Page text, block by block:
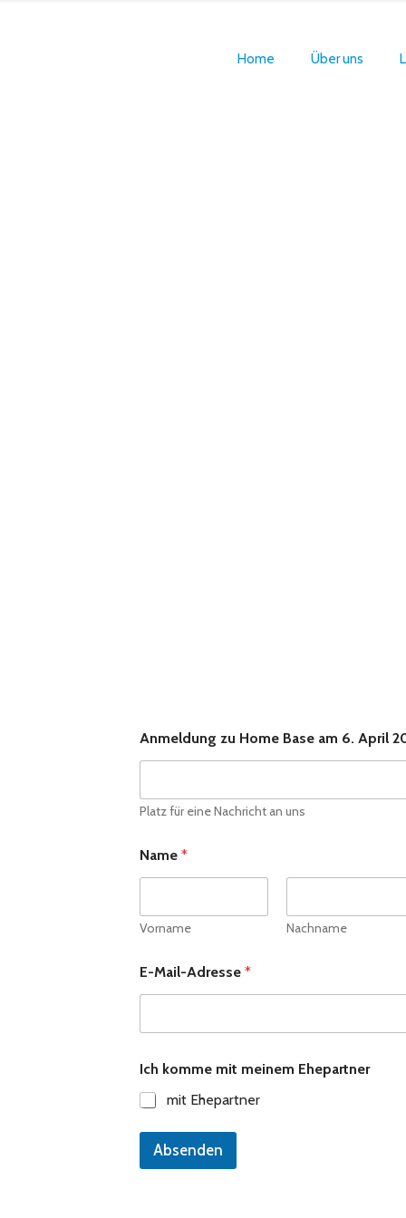
Home Über uns
Anmeldung zu Home Base am 6. April
Platz für eine Nachricht an uns
a
m
H
o
E
h
p
r
n
r
Name *
Vorname Nachname
E-Mail-Adresse *
Ich komme mit meinem Ehepartner
mit Ehepartner
Absenden